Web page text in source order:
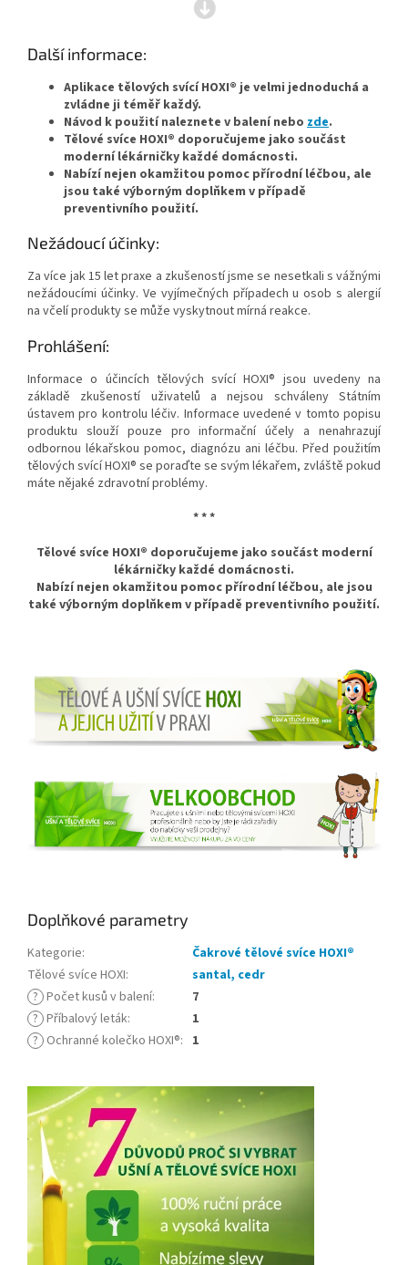
Další informace:
Aplikace tělových svící HOXI® je velmi jednoduchá a
zvládne ji téměř každý.
Návod k použití naleznete v balení nebo zde.
Tělové svíce HOXI® doporučujeme jako součást
moderní lékárničky každé domácnosti.
Nabízí nejen okamžitou pomoc přírodní léčbou, ale
jsou také výborným doplňkem v případě
preventivního použití.
Nežádoucí účinky:
Za více jak 15 let praxe a zkušeností jsme se nesetkali s vážnými
nežádoucími účinky. Ve vyjímečných případech u osob s alergií
na včelí produkty se může vyskytnout mírná reakce.
Prohlášení:
Informace o účincích tělových svící HOXI® jsou uvedeny na
základě zkušeností uživatelů a nejsou schváleny Státním
ústavem pro kontrolu léčiv. Informace uvedené v tomto popisu
produktu slouží pouze pro informační účely a nenahrazují
odbornou lékařskou pomoc, diagnózu ani léčbu. Před použitím
tělových svící HOXI® se poraďte se svým lékařem, zvláště pokud
máte nějaké zdravotní problémy.
* * *
Tělové svíce HOXI® doporučujemejako součást moderní
lékárničky každé domácnosti.
Nabízí nejen okamžitou pomoc přírodní léčbou, ale jsou
také výborným doplňkem v případě preventivního použití.
Doplňkové parametry
Kategorie:
Čakrové tělové svíce HOXI®
Tělové svíce HOXI:
santal, cedr
? Počet kusů v balení:
7
? Příbalový leták:
1
? Ochranné kolečko HOXI®: 1